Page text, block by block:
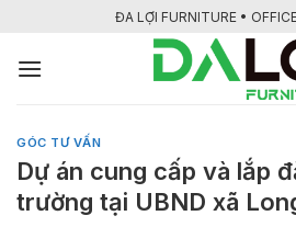
nội
ĐA LỢI FURNITURE •
GÓC TƯ VẤN
Dự án cung cấp và lắp
trường tại UBND xã